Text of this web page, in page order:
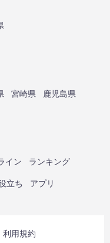
宮崎県
鹿児島県
イン ランキング
立ち アプリ
利用規約